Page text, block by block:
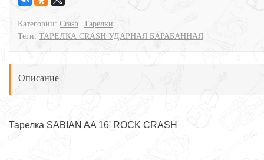
Категории: Crash
Тарелки
Теги: ТАРЕЛКА CRASH УДАРНАЯ БАРАБАННАЯ
Описание
Тарелка SABIAN AA 16' ROCK CRASH